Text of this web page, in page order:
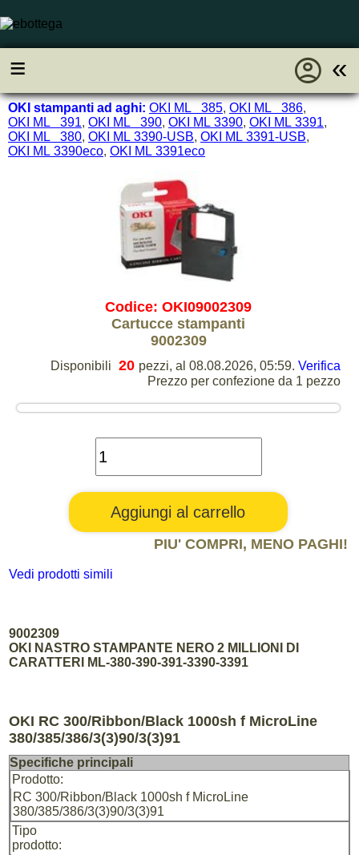
≡ «
account_circle
OKI stampanti ad aghi: OKI ML 385, OKI ML 386,
OKI ML 391, OKI ML 390, OKI ML 3390, OKI ML 3391,
OKI ML 380, OKI ML 3390-USB, OKI ML 3391-USB,
OKI ML 3390eco, OKI ML 3391eco
Codice: OKI09002309
Cartucce stampanti
9002309
Disponibili 20 pezzi, al 08.08.2026, 05:59. Verifica
Prezzo per confezione da 1 pezzo
PIU' COMPRI, MENO PAGHI!
Vedi prodotti simili
9002309
OKI NASTRO STAMPANTE NERO 2 MILLIONI DI
CARATTERI ML-380-390-391-3390-3391
OKI RC 300/Ribbon/Black 1000sh f MicroLine
380/385/386/3(3)90/3(3)91
Specifiche principali
Prodotto:
RC 300/Ribbon/Black 1000sh f MicroLine
380/385/386/3(3)90/3(3)91
Tipo
prodotto: